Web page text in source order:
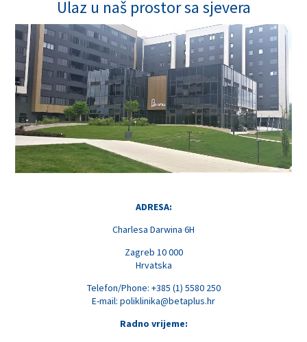
Ulaz u naš prostor sa sjevera
ADRESA:
Charlesa Darwina 6H
Zagreb 10 000
Hrvatska
Telefon/Phone: +385 (1) 5580 250
E-mail: poliklinika@betaplus.hr
Radno vrijeme: